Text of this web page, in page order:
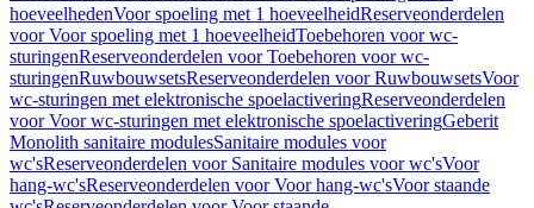
hoeveelhedenVoor spoeling met 1 hoeveelheidReserveonderdelen
voor Voor spoeling met 1 hoeveelheidToebehoren voor wc-
sturingenReserveonderdelen voor Toebehoren voor wc-
sturingenRuwbouwsetsReserveonderdelen voor RuwbouwsetsVoor
wc-sturingen met elektronische spoelactiveringReserveonderdelen
voor Voor wc-sturingen met elektronische spoelactiveringGeberit
Monolith sanitaire modulesSanitaire modules voor
wc'sReserveonderdelen voor Sanitaire modules voor wc'sVoor
hang-wc'sReserveonderdelen voor Voor hang-wc'sVoor staande